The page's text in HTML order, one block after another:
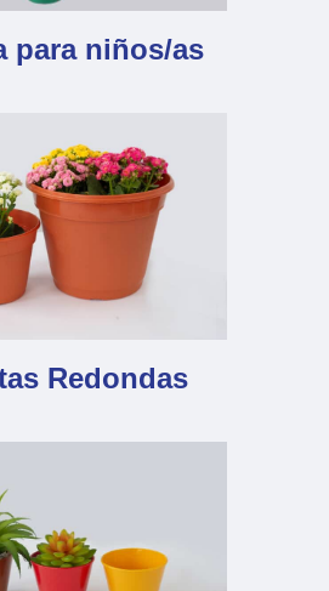
para niños/as
Redondas